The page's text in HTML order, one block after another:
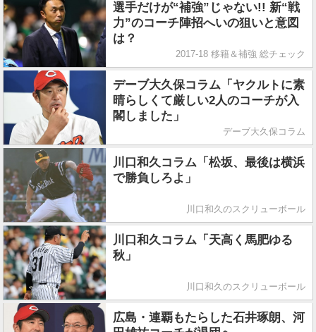
選手だけが“補強”じゃない!! 新“戦
力”のコーチ陣招へいの狙いと意図
は？
2017-18 移籍＆補強 総チェック
デーブ大久保コラム「ヤクルトに素
晴らしくて厳しい2人のコーチが入
閣しました」
デーブ大久保コラム
川口和久コラム「松坂、最後は横浜
で勝負しろよ」
川口和久のスクリューボール
川口和久コラム「天高く馬肥ゆる
秋」
川口和久のスクリューボール
広島・連覇もたらした石井琢朗、河